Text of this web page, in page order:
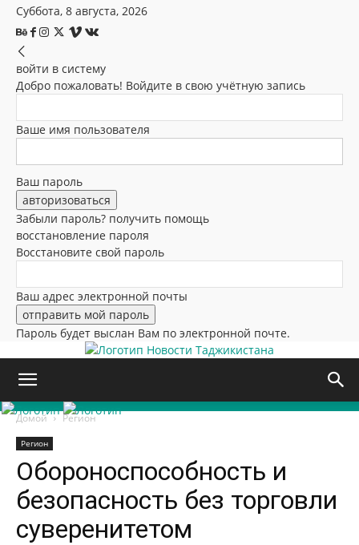
Суббота, 8 августа, 2026
войти в систему
Добро пожаловать! Войдите в свою учётную запись
Ваше имя пользователя
Ваш пароль
Забыли пароль? получить помощь
восстановление пароля
Восстановите свой пароль
Ваш адрес электронной почты
Пароль будет выслан Вам по электронной почте.
Новости Таджикистана
Домой Регион
Регион
Обороноспособность и
безопасность без торговли
суверенитетом